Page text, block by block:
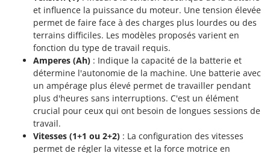
et influence la puissance du moteur. Une tension élevée
permet de faire face à des charges plus lourdes ou des
terrains difficiles. Les modèles proposés varient en
fonction du type de travail requis.
Amperes (Ah) : Indique la capacité de la batterie et
détermine l'autonomie de la machine. Une batterie avec
un ampérage plus élevé permet de travailler pendant
plus d'heures sans interruptions. C'est un élément
crucial pour ceux qui ont besoin de longues sessions de
travail.
Vitesses (1+1 ou 2+2) : La configuration des vitesses
permet de régler la vitesse et la force motrice en